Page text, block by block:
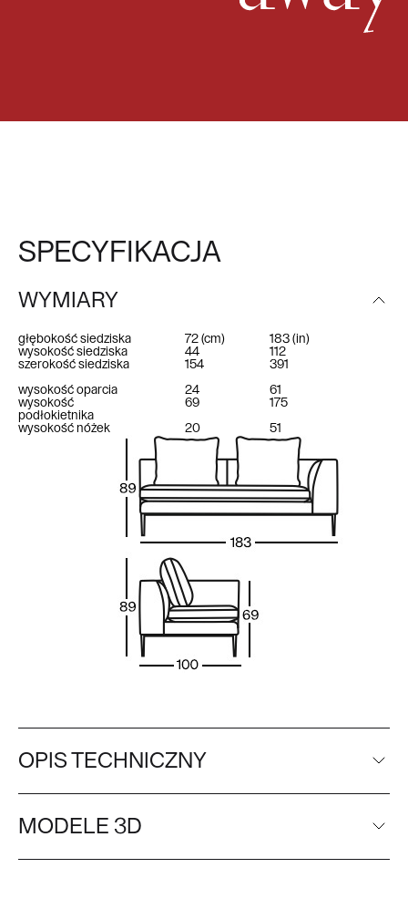
SPECYFIKACJA
WYMIARY
głębokość siedziska 72 (cm) 183 (in)
wysokość siedziska
44
112
szerokość siedziska
154
391
wysokość oparcia
24
61
wysokość
podłokietnika
69
175
wysokość nóżek
20 51
OPIS TECHNICZNY
MODELE 3D